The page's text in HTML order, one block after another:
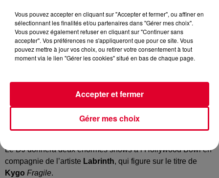
son prochain morceauCarry on for youavec le featuring du
Charlie Puth .
Un titre inédit joué seulement lors de ses derniers sets et
que l’on retrouvera probablement en octobre lors des deux
dates exceptionnelles deKygoà Los Angeles.
Le DJ donnera deux énormes shows à l’Hollywood Bowl en
compagnie de l’artiste Labrinth, qui figure sur le titre de
Kygo Fragile.
Vous pouvez accepter en cliquant sur "Accepter et fermer", ou affiner en
sélectionnant les finalités et/ou partenaires dans "Gérer mes choix".
Vous pouvez également refuser en cliquant sur "Continuer sans
accepter". Vos préférences ne s'appliqueront que pour ce site. Vous
pouvez mettre à jour vos choix, ou retirer votre consentement à tout
moment via le lien "Gérer les cookies" situé en bas de chaque page.
Gérer mes choix
Accepter et fermer